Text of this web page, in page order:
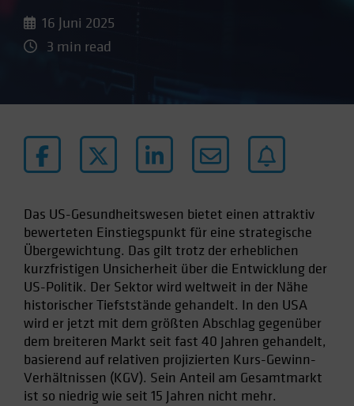
Latin America
Luxembourg and Other EMEA
Other Asia-Pacific
Poland
Singapore
South Korea - 대한민국
Spain
Sweden
Switzerland
Taiwan - 台灣
UK
United States (US Citizens)
16 Juni 2025
3 min read
Das US-Gesundheitswesen bietet einen attraktiv
bewerteten Einstiegspunkt für eine strategische
Übergewichtung. Das gilt trotz der erheblichen
kurzfristigen Unsicherheit über die Entwicklung der
US-Politik. Der Sektor wird weltweit in der Nähe
historischer Tiefststände gehandelt. In den USA
wird er jetzt mit dem größten Abschlag gegenüber
dem breiteren Markt seit fast 40 Jahren gehandelt,
basierend auf relativen projizierten Kurs-Gewinn-
Verhältnissen (KGV). Sein Anteil am Gesamtmarkt
ist so niedrig wie seit 15 Jahren nicht mehr.